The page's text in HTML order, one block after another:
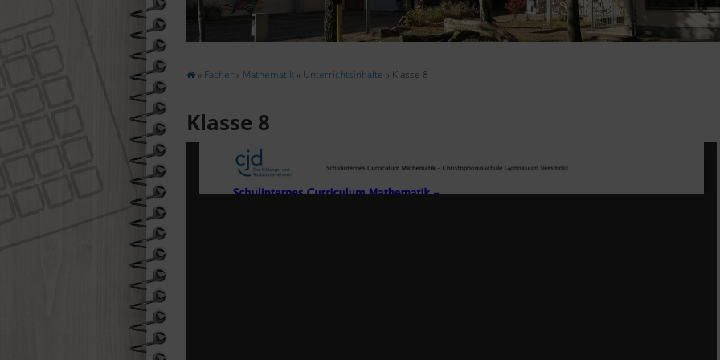
» Fächer » Mathematik » Unterrichtsinhalte » Klasse 8
Klasse 8